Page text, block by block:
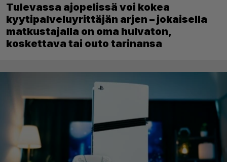
Tulevassa ajopelissä voi kokea
kyytipalveluyrittäjän arjen – jokaisella
matkustajalla on oma hulvaton,
koskettava tai outo tarinansa